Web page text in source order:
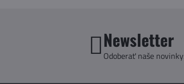
Newsletter
Odoberať naše